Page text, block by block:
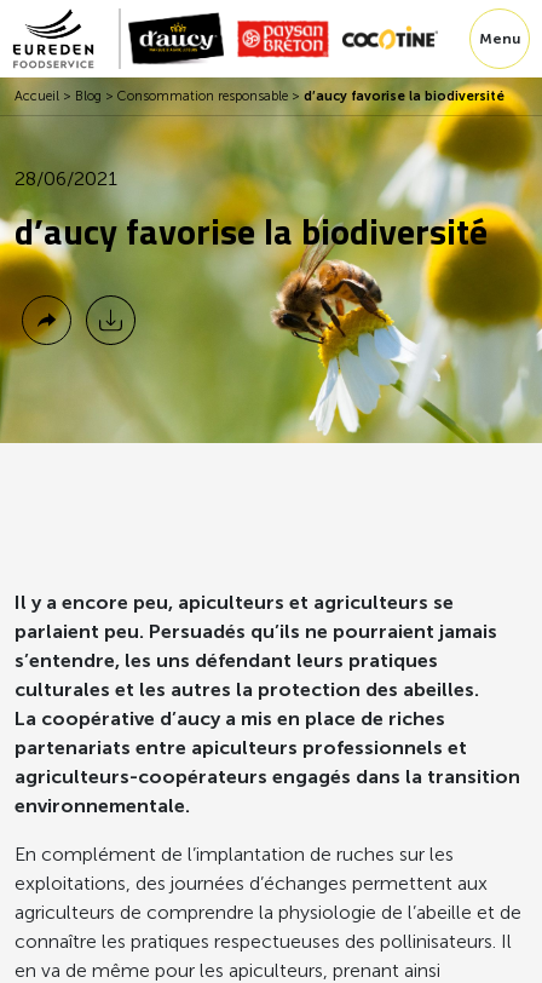
Menu
Accueil > Blog > Consommation responsable > d’aucy favorise la biodiversité
28/06/2021
d’aucy favorise la biodiversité
Il y a encore peu, apiculteurs et agriculteurs se
parlaient peu. Persuadés qu’ils ne pourraient jamais
s’entendre, les uns défendant leurs pratiques
culturales et les autres la protection des abeilles.
La coopérative d’aucy a mis en place de riches
partenariats entre apiculteurs professionnels et
agriculteurs-coopérateurs engagés dans la transition
environnementale.
En complément de l’implantation de ruches sur les
exploitations, des journées d’échanges permettent aux
agriculteurs de comprendre la physiologie de l’abeille et de
connaître les pratiques respectueuses des pollinisateurs. Il
en va de même pour les apiculteurs, prenant ainsi